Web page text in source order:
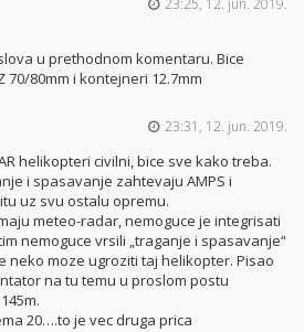
23:25, 12. jun. 2019.
u prethodnom komentaru. Bice
70/80mm i kontejneri 12.7mm
23:31, 12. jun. 2019.
helikopteri civilni, bice sve kako treba.
i spasavanje zahtevaju AMPS i
uz svu ostalu opremu.
meteo-radar, nemoguce je integrisati
nemoguce vrsili „traganje i spasavanje“
neko moze ugroziti taj helikopter. Pisao
na tu temu u proslom postu
20….to je vec druga prica